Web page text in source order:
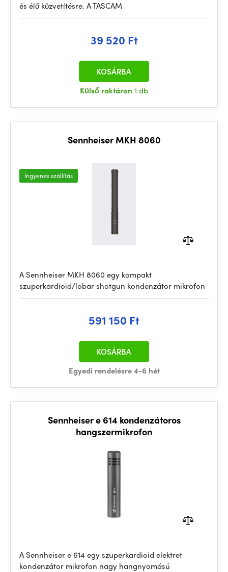
és élő közvetítésre. A TASCAM
39 520 Ft
Külső raktáron 1 db
KOSÁRBA
Sennheiser MKH 8060
Ingyenes szállítás
A Sennheiser MKH 8060 egy kompakt
szuperkardioid/lobar shotgun kondenzátor mikrofon
591 150 Ft
Egyedi rendelésre 4-6 hét
KOSÁRBA
Sennheiser e 614 kondenzátoros
hangszermikrofon
A Sennheiser e 614 egy szuperkardioid elektret
kondenzátor mikrofon nagy hangnyomású